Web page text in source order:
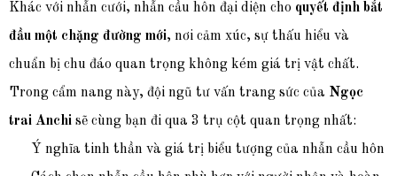
Khác với nhẫn cưới, nhẫn cầu hôn đại diện cho quyết định bắt
đầu một chặng đường mới, nơi cảm xúc, sự thấu hiểu và
chuẩn bị chu đáo quan trọng không kém giá trị vật chất.
Trong cẩm nang này, đội ngũ tư vấn trang sức của Ngọc
trai Anchi sẽ cùng bạn đi qua 3 trụ cột quan trọng nhất:
Ý nghĩa tinh thần và giá trị biểu tượng của nhẫn cầu hôn